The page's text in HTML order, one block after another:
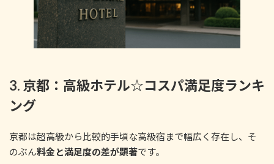
3. 京都：高級ホテル☆コスパ満足度ランキ
ング
京都は超高級から比較的手頃な高級宿まで幅広く存在し、そ
のぶん料金と満足度の差が顕著です。